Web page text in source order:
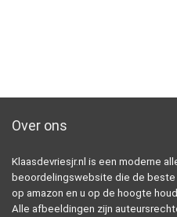
Over ons
Klaasdevriesjr.nl is een moderne
beoordelingswebsite die de
op amazon en u op de hoogte
Alle afbeeldingen zijn